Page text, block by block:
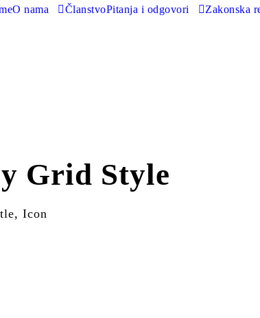
O nama ČlanstvoPitanja i odgovori Zakonska
Grid Style
Icon